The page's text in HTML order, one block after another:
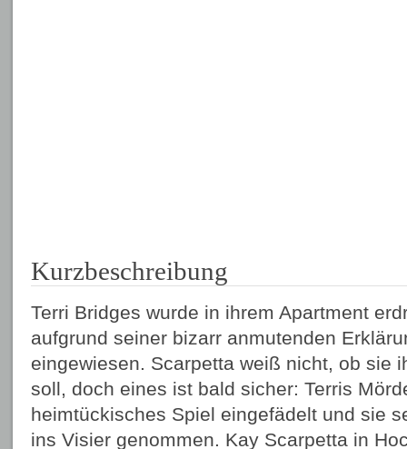
Kurzbeschreibung
Terri Bridges wurde in ihrem Apartment
aufgrund seiner bizarr anmutenden
eingewiesen. Scarpetta weiß nicht, ob sie
soll, doch eines ist bald sicher: Terris
heimtückisches Spiel eingefädelt und sie
ins Visier genommen. Kay Scarpetta in